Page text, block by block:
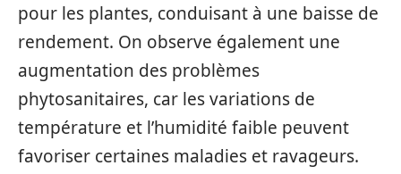
pour les plantes, conduisant à une baisse de
rendement. On observe également une
augmentation des problèmes
phytosanitaires, car les variations de
température et l’humidité faible peuvent
favoriser certaines maladies et ravageurs.